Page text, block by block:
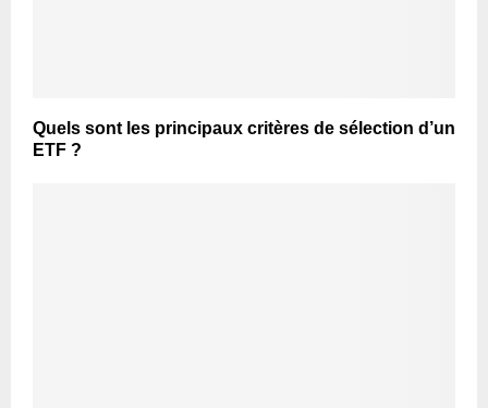
Quels sont les principaux critères de sélection d’un
ETF ?